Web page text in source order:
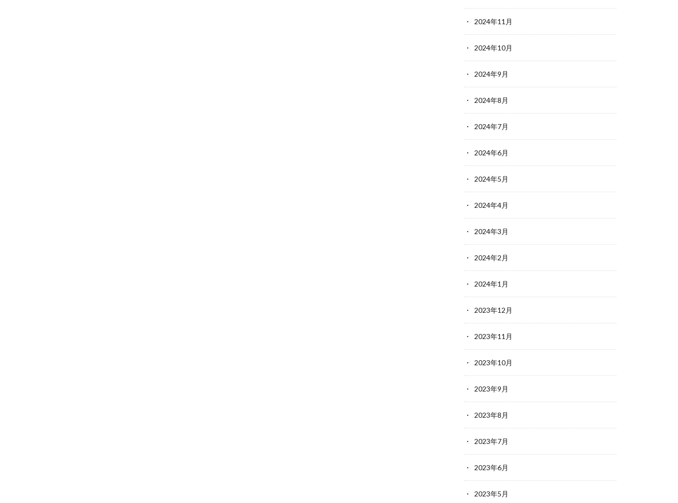
2024年11月
2024年10月
2024年9月
2024年8月
2024年7月
2024年6月
2024年5月
2024年4月
2024年3月
2024年2月
2024年1月
2023年12月
2023年11月
2023年10月
2023年9月
2023年8月
2023年7月
2023年6月
2023年5月